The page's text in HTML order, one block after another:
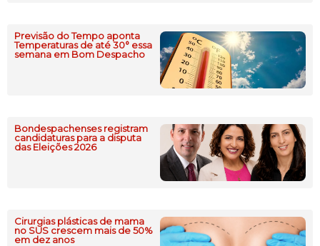
Previsão do Tempo aponta
Temperaturas de até 30° essa
semana em Bom Despacho
Bondespachenses registram
candidaturas para a disputa
das Eleições 2026
Cirurgias plásticas de mama
no SUS crescem mais de 50%
em dez anos